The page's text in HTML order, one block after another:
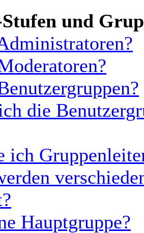
und
die
ich
Hauptgruppe?